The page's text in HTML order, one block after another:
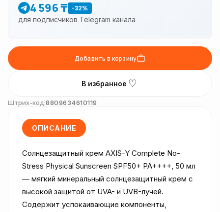
4 596 ₸ -32%
для подписчиков Telegram канала
Добавить в корзину
В избранное ♡
Штрих-код:8809634610119
ОПИСАНИЕ
Солнцезащитный крем AXIS-Y Complete No-
Stress Physical Sunscreen SPF50+ PA++++, 50 мл
— мягкий минеральный солнцезащитный крем с
высокой защитой от UVA- и UVB-лучей.
Содержит успокаивающие компоненты,